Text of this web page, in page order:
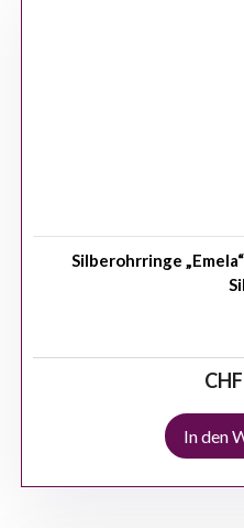
Silberohrringe
CHF
In den